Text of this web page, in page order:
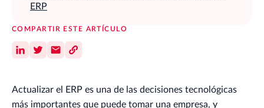
ERP
COMPARTIR ESTE ARTÍCULO
Actualizar el ERP es una de las decisiones tecnológicas
más importantes que puede tomar una empresa, y